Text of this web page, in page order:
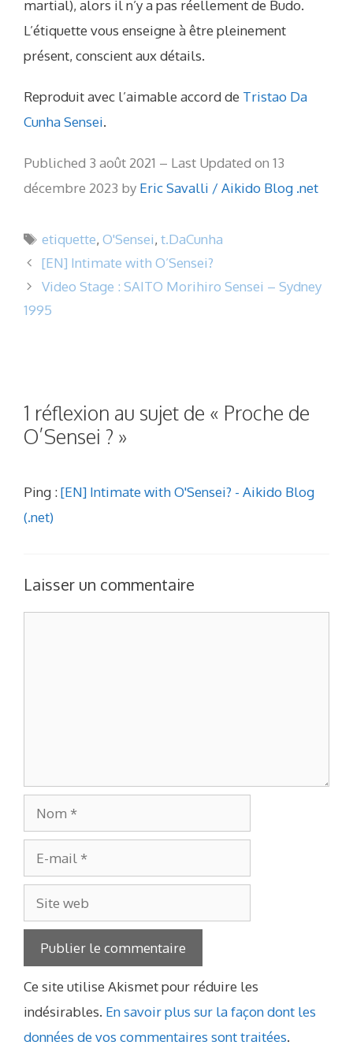
martial), alors il n’y a pas réellement de Budo.
L’étiquette vous enseigne à être pleinement
présent, conscient aux détails.
Reproduit avec l’aimable accord de Tristao Da
Cunha Sensei.
Publiched 3 août 2021 – Last Updated on 13
décembre 2023 by Eric Savalli / Aikido Blog .net
Étiquettes
etiquette,O'Sensei,t.DaCunha
[EN] Intimate with O’Sensei?
Video Stage : SAITO Morihiro Sensei – Sydney
1995
1 réflexion au sujet de « Proche de
O’Sensei ? »
Ping :[EN] Intimate with O'Sensei? - Aikido Blog
(.net)
Laisser un commentaire
Nom
mail
Site
web
Ce site utilise Akismet pour réduire les
indésirables. En savoir plus sur la façon dont les
données de vos commentaires sont traitées.